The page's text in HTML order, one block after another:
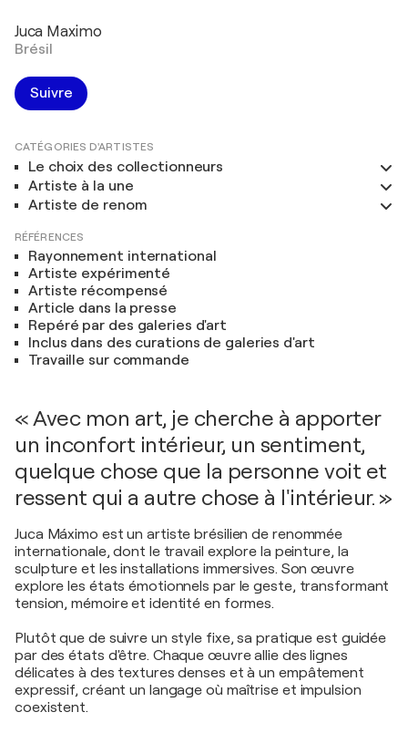
Juca Maximo
Brésil
Suivre
CATÉGORIES D'ARTISTES
Le choix des collectionneurs
Artiste à la une
Artiste de renom
RÉFÉRENCES
Rayonnement international
Artiste expérimenté
Artiste récompensé
Article dans la presse
Repéré par des galeries d'art
Inclus dans des curations de galeries d'art
Travaille sur commande
« Avec mon art, je cherche à apporter
un inconfort intérieur, un sentiment,
quelque chose que la personne voit et
ressent qui a autre chose à l'intérieur. »
Juca Máximo est un artiste brésilien de renommée
internationale, dont le travail explore la peinture, la
sculpture et les installations immersives. Son œuvre
explore les états émotionnels par le geste, transformant
tension, mémoire et identité en formes.
Plutôt que de suivre un style fixe, sa pratique est guidée
par des états d'être. Chaque œuvre allie des lignes
délicates à des textures denses et à un empâtement
expressif, créant un langage où maîtrise et impulsion
coexistent.